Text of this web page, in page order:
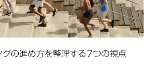
グの進め方を整理する7つの視点